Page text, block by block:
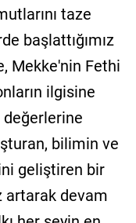
taze
başlattığımız
Mekke'nin Fethi
ilgisine
bilimin ve
geliştiren bir
artarak devam